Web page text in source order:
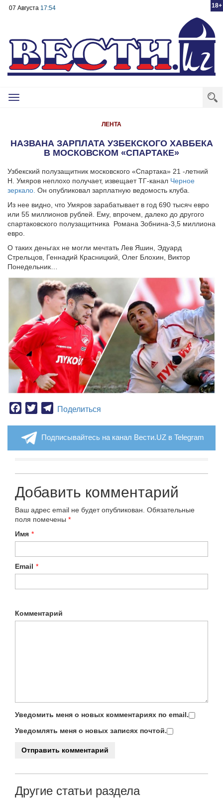
18+
07 Августа 17:54
Toggle
ЛЕНТА
НАЗВАНА ЗАРПЛАТА УЗБЕКСКОГО ХАВБЕКА
В МОСКОВСКОМ «СПАРТАКЕ»
Узбекский полузащитник московского «Спартака» 21 -летний
Н. Умяров неплохо получает, извещает ТГ-канал Черное
зеркало. Он опубликовал зарплатную ведомость клуба.
Из нее видно, что Умяров зарабатывает в год 690 тысяч евро
или 55 миллионов рублей. Ему, впрочем, далеко до другого
спартаковского полузащитника Романа Зобнина-3,5 миллиона
евро.
О таких деньгах не могли мечтать Лев Яшин, Эдуард
Стрельцов, Геннадий Красницкий, Олег Блохин, Виктор
Понедельник…
Facebook
TwitterTelegram
Поделиться
Подписывайтесь на канал Вести.UZ в Telegram
Добавить комментарий
Ваш адрес email не будет опубликован. Обязательные
поля помечены *
Имя *
Email *
Комментарий
Уведомить меня о новых комментариях по email.
Уведомлять меня о новых записях почтой.
Другие статьи раздела